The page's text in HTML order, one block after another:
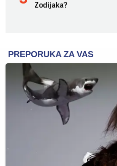
Zodijaka?